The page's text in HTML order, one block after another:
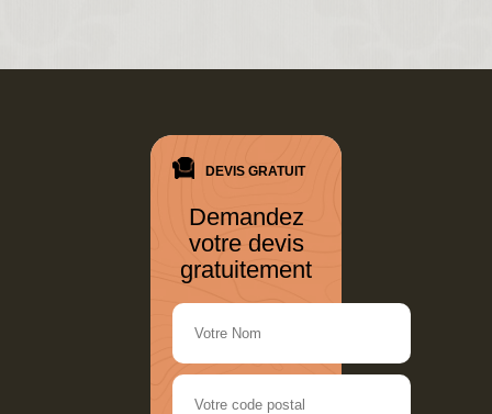
DEVIS GRATUIT
Demandez
votre devis
gratuitement